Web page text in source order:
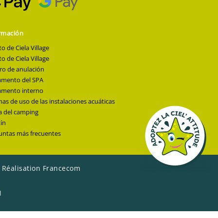
de Ciela Village
de Ciela Village
de anulación
del SPA
interno
de uso de las instalaciones acuáticas
del camping
más frecuentes
Réalisation Francecom